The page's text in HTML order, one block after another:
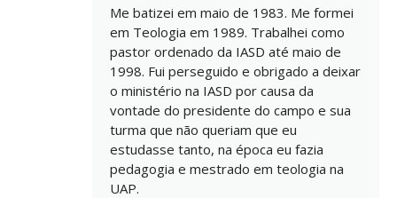
Me batizei em maio de 1983. Me formei
em Teologia em 1989. Trabalhei como
pastor ordenado da IASD até maio de
1998. Fui perseguido e obrigado a deixar
o ministério na IASD por causa da
vontade do presidente do campo e sua
turma que não queriam que eu
estudasse tanto, na época eu fazia
pedagogia e mestrado em teologia na
UAP.